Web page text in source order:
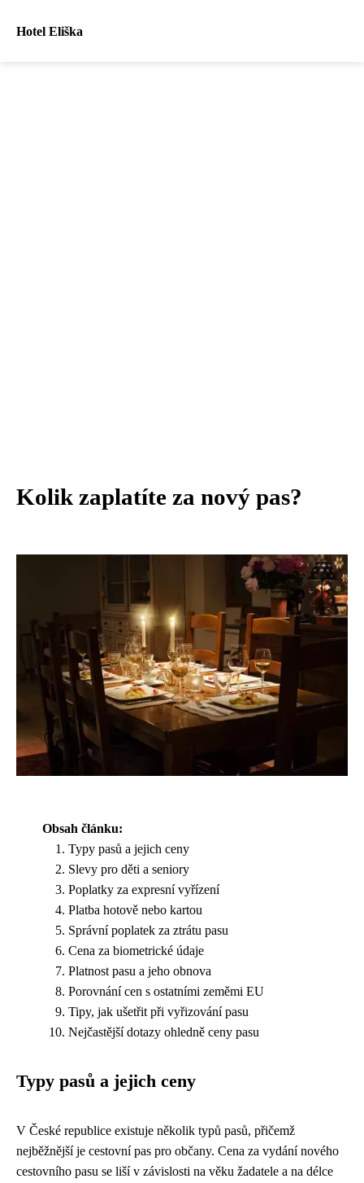
Hotel Eliška
Kolik zaplatíte za nový pas?
Obsah článku:
Typy pasů a jejich ceny
Slevy pro děti a seniory
Poplatky za expresní vyřízení
Platba hotově nebo kartou
Správní poplatek za ztrátu pasu
Cena za biometrické údaje
Platnost pasu a jeho obnova
Porovnání cen s ostatními zeměmi EU
Tipy, jak ušetřit při vyřizování pasu
Nejčastější dotazy ohledně ceny pasu
Typy pasů a jejich ceny
V České republice existuje několik typů pasů, přičemž
nejběžnější je cestovní pas pro občany. Cena za vydání nového
cestovního pasu se liší v závislosti na věku žadatele a na délce